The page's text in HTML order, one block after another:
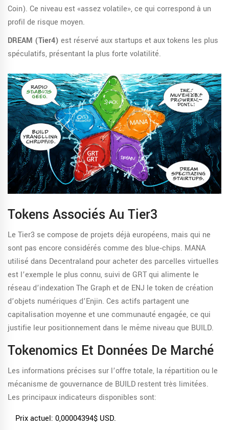
Coin). Ce niveau est «assez volatile», ce qui correspond à un
profil de risque moyen.
DREAM (Tier4) est réservé aux startups et aux tokens les plus
spéculatifs, présentant la plus forte volatilité.
Tokens Associés Au Tier3
Le Tier3 se compose de projets déjà européens, mais qui ne
sont pas encore considérés comme des blue‑chips. MANA
utilisé dans Decentraland pour acheter des parcelles virtuelles
est l’exemple le plus connu, suivi de GRTqui alimente le
réseau d’indexation The Graphet de ENJ le token de création
d’objets numériques d’Enjin. Ces actifs partagent une
capitalisation moyenne et une communauté engagée, ce qui
justifie leur positionnement dans le même niveau que BUILD.
Tokenomics Et Données De Marché
Les informations précises sur l’offre totale, la répartition ou le
mécanisme de gouvernance de BUILD restent très limitées.
Les principaux indicateurs disponibles sont:
Prix actuel: 0,00004394$ USD.